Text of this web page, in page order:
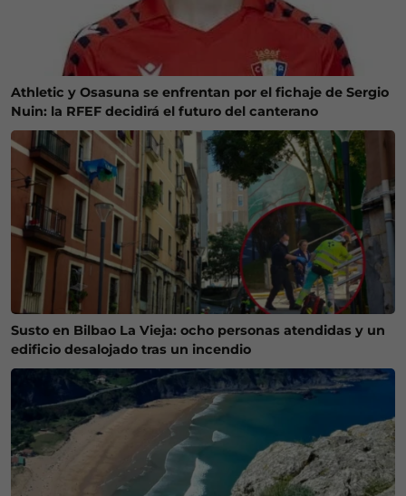
Athletic y Osasuna se enfrentan por el fichaje de Sergio
Nuin: la RFEF decidirá el futuro del canterano
Susto en Bilbao La Vieja: ocho personas atendidas y un
edificio desalojado tras un incendio